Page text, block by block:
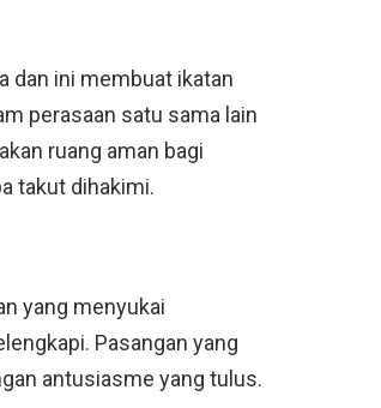
dan ini membuat ikatan
perasaan satu sama lain
ruang aman bagi
takut dihakimi.
yang menyukai
Pasangan yang
antusiasme yang tulus.